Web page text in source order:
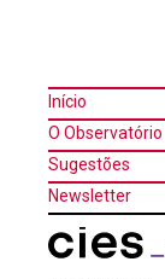
Início
O Observatório
Sugestões
Newsletter